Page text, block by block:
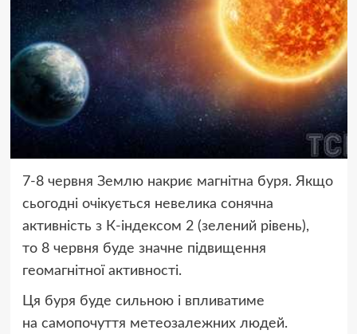
7-8 червня Землю накриє магнітна буря. Якщо
сьогодні очікується невелика сонячна
активність з К-індексом 2 (зелений рівень),
то 8 червня буде значне підвищення
геомагнітної активності.
Ця буря буде сильною і впливатиме
на самопочуття метеозалежних людей.